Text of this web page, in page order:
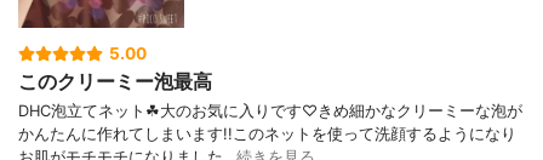
5.00
このクリーミー泡最高
DHC泡立てネット☘︎大のお気に入りです♡きめ細かなクリーミーな泡が
かんたんに作れてしまいます!!このネットを使って洗顔するようになり